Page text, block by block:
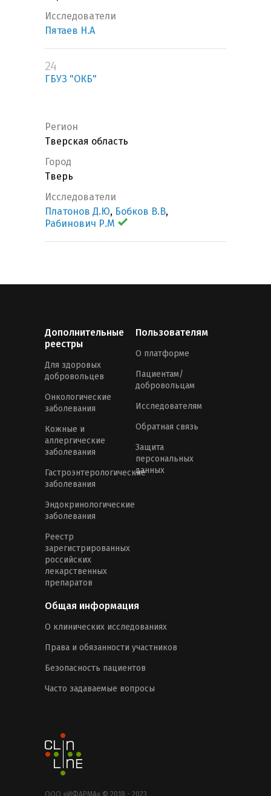
Исследователи
Пятаев Н.А
24
ГБУЗ "ОКБ"
Регион
Тверская область
Город
Тверь
Исследователи
Платонов Д.Ю, Бобков В.В,
Рабинович Р.М
Дополнительные
реестры
Для здоровых
добровольцев
Онкологические
заболевания
Кожные и
аллергические
заболевания
Гастроэнтерологические
заболевания
Эндокринологические
заболевания
Реестр
зарегистрированных
российских
лекарственных
препаратов
Пользователям
О платформе
Пациентам/
добровольцам
Исследователям
Обратная связь
Защита
персональных
данных
Общая информация
О клинических исследованиях
Права и обязанности участников
Безопасность пациентов
Часто задаваемые вопросы